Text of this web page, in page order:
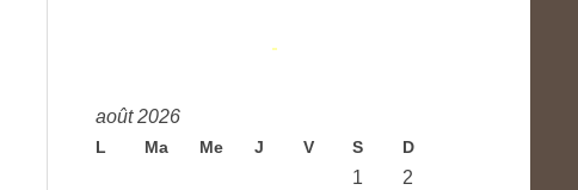
août 2026
L Ma Me J V S D
1
2